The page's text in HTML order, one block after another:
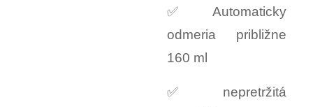
✅ Automaticky
odmeria približne
160 ml
✅ nepretržitá